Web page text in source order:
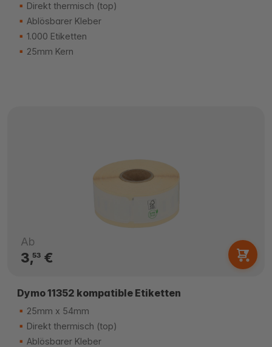
Direkt thermisch (top)
Ablösbarer Kleber
1.000 Etiketten
25mm Kern
Ab
3,53€
Dymo 11352 kompatible Etiketten
25mm x 54mm
Direkt thermisch (top)
Ablösbarer Kleber